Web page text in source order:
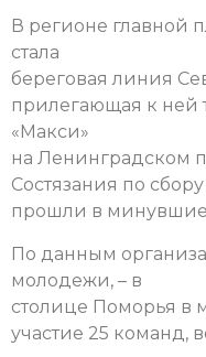
В регионе главной
стала
береговая линия
прилегающая к ней
«Макси»
на Ленинградском
Состязания по
прошли в
По данным
молодежи, – в
столице Поморья в
участие 25 команд,